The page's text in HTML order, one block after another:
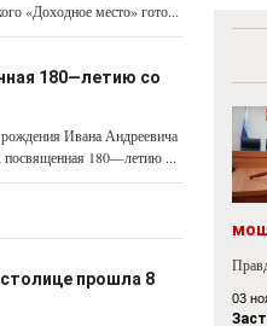
«Доходное место» гото...
180—летию со
Ивана Андреевича
посвященная 180—летию ...
прошла 8
03